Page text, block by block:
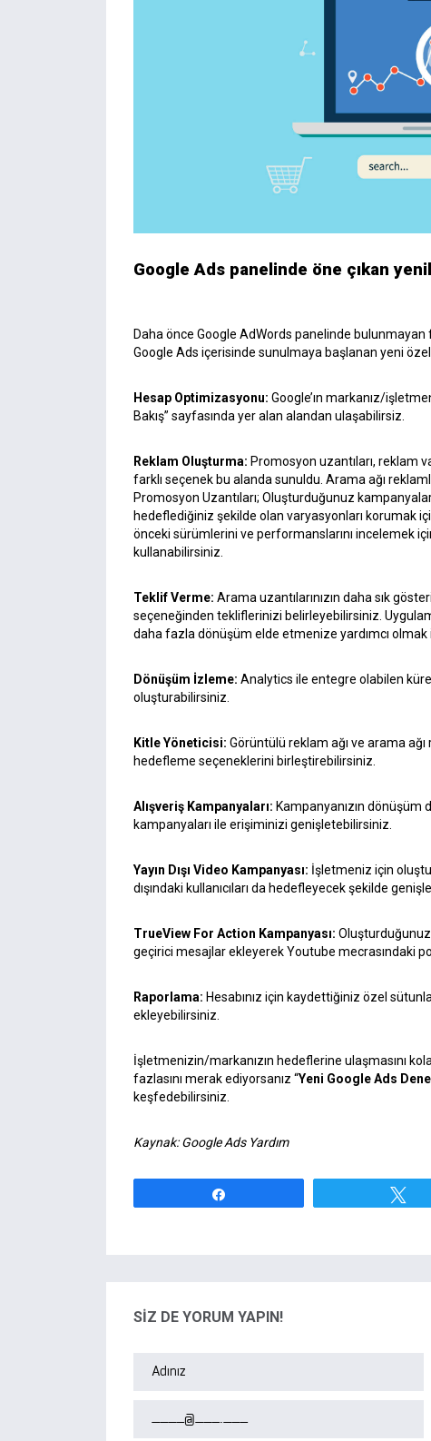
Google Ads panelinde öne çıkan
Daha önce Google AdWords panelinde
Google Ads içerisinde sunulmaya başlanan yeni
Hesap Optimizasyonu: Google’ın markanız/
Bakış” sayfasında yer alan alandan ulaşabilirsiz.
Reklam Oluşturma: Promosyon uzantıları, reklam
farklı seçenek bu alanda sunuldu. Arama ağı
Promosyon Uzantıları; Oluşturduğunuz
hedeflediğiniz şekilde olan varyasyonları korumak
önceki sürümlerini ve performanslarını incelemek
kullanabilirsiniz.
Teklif Verme: Arama uzantılarınızın daha sık
seçeneğinden tekliflerinizi belirleyebilirsiniz.
daha fazla dönüşüm elde etmenize yardımcı
Dönüşüm İzleme: Analytics ile entegre olabilen
oluşturabilirsiniz.
Kitle Yöneticisi: Görüntülü reklam ağı ve arama
hedefleme seçeneklerini birleştirebilirsiniz.
Alışveriş Kampanyaları: Kampanyanızın
kampanyaları ile erişiminizi genişletebilirsiniz.
Yayın Dışı Video Kampanyası: İşletmeniz için
dışındaki kullanıcıları da hedefleyecek şekilde
TrueView For Action Kampanyası: Oluşturduğunuz
geçirici mesajlar ekleyerek Youtube mecrasındaki
Raporlama: Hesabınız için kaydettiğiniz özel
ekleyebilirsiniz.
İşletmenizin/markanızın hedeflerine ulaşmasını
fazlasını merak ediyorsanız “Yeni Google Ads
keşfedebilirsiniz.
Kaynak:Google Ads Yardım
SİZ DE YORUM YAPIN!